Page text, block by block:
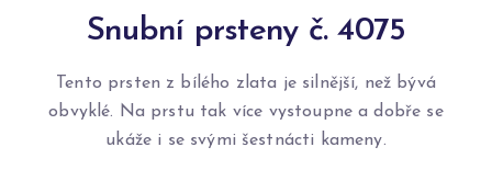
Snubní prsteny č. 4075
Tento prsten z bílého zlata je silnější, než bývá
obvyklé. Na prstu tak více vystoupne a dobře se
ukáže i se svými šestnácti kameny.